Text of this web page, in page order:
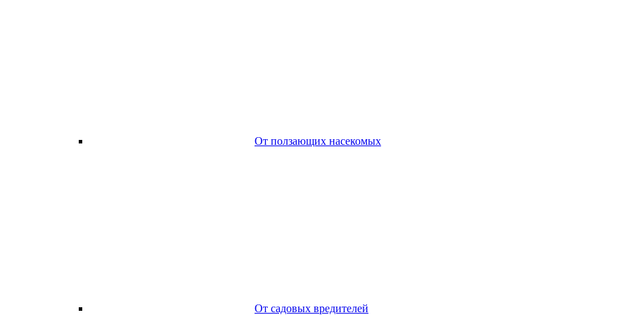
От ползающих насекомых
От садовых вредителей